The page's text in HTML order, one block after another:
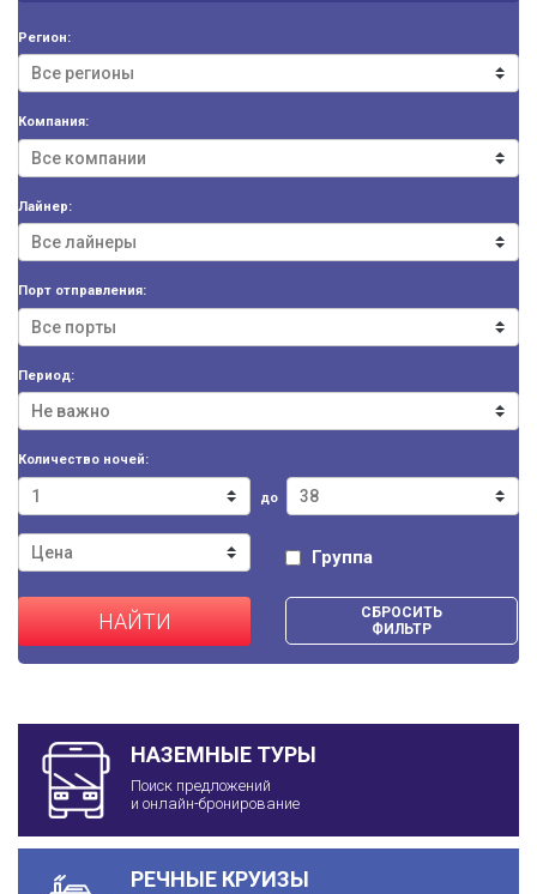
Регион:
Компания:
Лайнер:
Порт отправления:
Период:
Количество ночей:
до
Группа
НАЙТИ
СБРОСИТЬ
ФИЛЬТР
НАЗЕМНЫЕ ТУРЫ
Поиск предложений
и онлайн-бронирование
РЕЧНЫЕ КРУИЗЫ